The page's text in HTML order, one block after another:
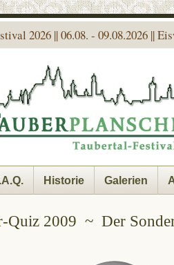
2026 || 06.08. - 09.08.2026 ||
Historie Galerien
Quiz 2009 ~ Der